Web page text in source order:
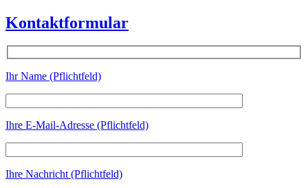
Kontaktformular
Ihr Name (Pflichtfeld)
Ihre E-Mail-Adresse (Pflichtfeld)
Ihre Nachricht (Pflichtfeld)